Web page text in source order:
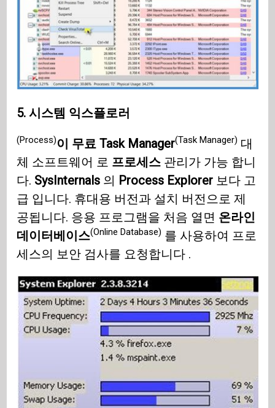
5. 시스템 익스플로러
(Process)이 무료 Task Manager(Task Manager) 대
체 소프트웨어 로 프로세스 관리가 가능 합니
다. SysInternals 의 Process Explorer 보다 고
급 입니다. 휴대용 버전과 설치 버전으로 제
공됩니다. 응용 프로그램을 처음 열면 온라인
데이터베이스(Online Database) 를 사용하여 프로
세스의 보안 검사를 요청합니다 .